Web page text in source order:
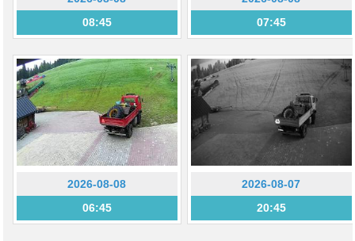
08:45
07:45
2026-08-08
06:45
2026-08-07
20:45